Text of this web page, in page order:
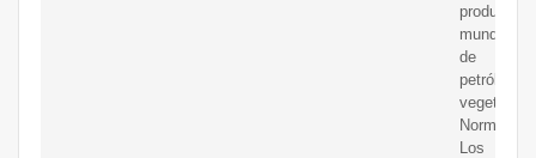
producción
mundial
de
petróleo
vegetal.
Normas.
Los